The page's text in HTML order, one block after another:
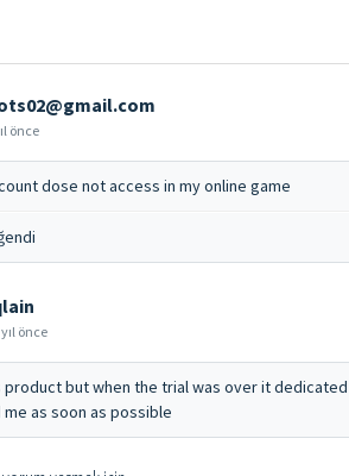
önce
dose not access in my online game
önce
product but when the trial was over it
as soon as possible